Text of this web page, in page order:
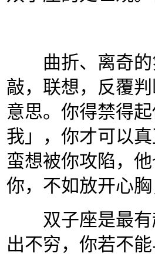
曲折、离奇的
敲，联想，反覆
意思。你得禁得
我」，你才可以
蛮想被你攻陷，
你，不如放开心
双子座是最有
出不穷，你若不